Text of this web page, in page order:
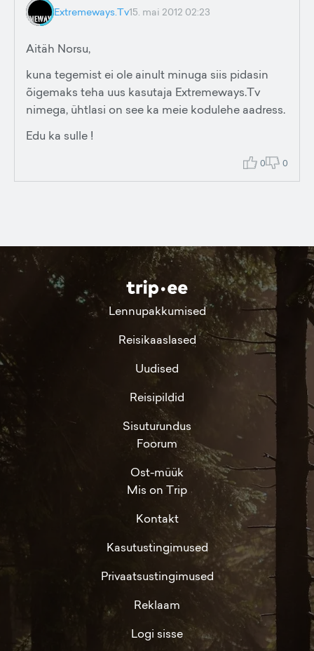
Extremeways.Tv15. mai 2012 02:23
Aitäh Norsu,
kuna tegemist ei ole ainult minuga siis pidasin
õigemaks teha uus kasutaja Extremeways.Tv
nimega, ühtlasi on see ka meie kodulehe aadress.
Edu ka sulle !
0 0
Lennupakkumised
Reisikaaslased
Uudised
Reisipildid
Sisuturundus
Foorum
Ost-müük
Mis on Trip
Kontakt
Kasutustingimused
Privaatsustingimused
Reklaam
Logi sisse